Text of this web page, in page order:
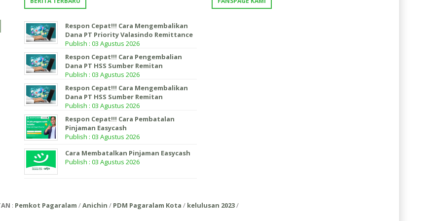
Respon Cepat!!! Cara Mengembalikan
Dana PT Priority Valasindo Remittance
Publish : 03 Agustus 2026
Respon Cepat!!! Cara Pengembalian
Dana PT HSS Sumber Remitan
Publish : 03 Agustus 2026
Respon Cepat!!! Cara Mengembalikan
Dana PT HSS Sumber Remitan
Publish : 03 Agustus 2026
Respon Cepat!!! Cara Pembatalan
Pinjaman Easycash
Publish : 03 Agustus 2026
Cara Membatalkan Pinjaman Easycash
Publish : 03 Agustus 2026
: Pemkot Pagaralam /Anichin / PDM Pagaralam Kota / kelulusan 2023/